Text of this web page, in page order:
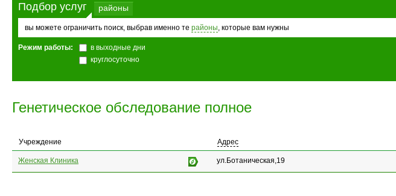
Подбор услуг районы
вы можете ограничить поиск, выбрав именно те районы, которые вам нужны
Режим работы:
в выходные дни
круглосуточно
Генетическое обследование полное
Учреждение Адрес
Женская Клиника ул.Ботаническая,19